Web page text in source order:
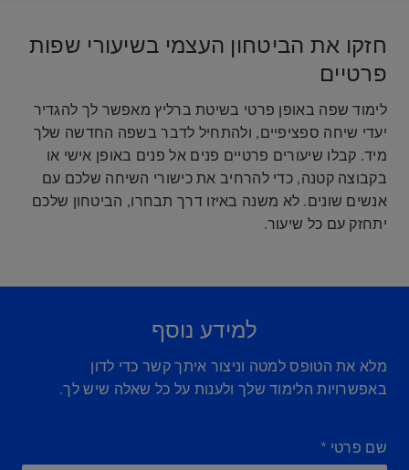
חזקו את הביטחון העצמי בשיעורי שפות
פרטיים
לימוד שפה באופן פרטי בשיטת ברליץ מאפשר לך להגדיר
יעדי שיחה ספציפיים, ולהתחיל לדבר בשפה החדשה שלך
מיד. קבלו שיעורים פרטיים פנים אל פנים באופן אישי או
בקבוצה קטנה, כדי להרחיב את כישורי השיחה שלכם עם
אנשים שונים. לא משנה באיזו דרך תבחרו, הביטחון שלכם
יתחזק עם כל שיעור.
למידע נוסף
מלא את הטופס למטה וניצור איתך קשר כדי לדון
באפשרויות הלימוד שלך ולענות על כל שאלה שיש לך.
שם פרטי *